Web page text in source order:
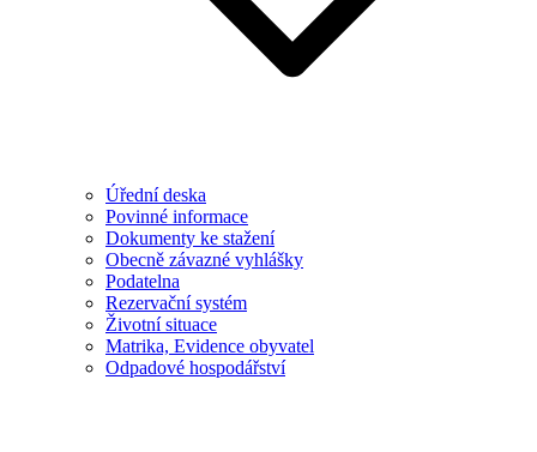
Úřední deska
Povinné informace
Dokumenty ke stažení
Obecně závazné vyhlášky
Podatelna
Rezervační systém
Životní situace
Matrika, Evidence obyvatel
Odpadové hospodářství